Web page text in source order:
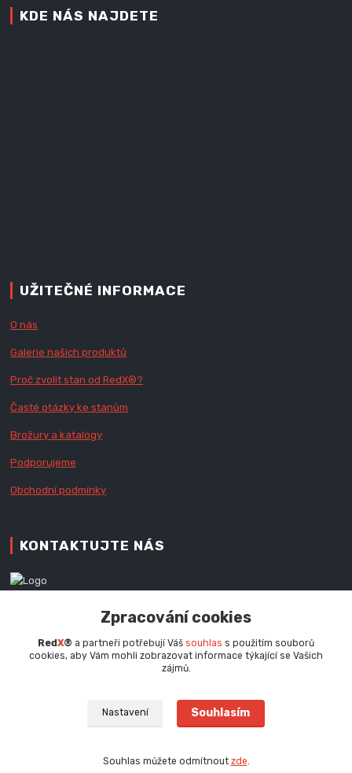
KDE NÁS NAJDETE
UŽITEČNÉ INFORMACE
O nás
Galerie našich produktů
Proč zvolit stan od RedX®?
Časté otázky ke stanům
Brožury a katalogy
Podporujeme
Obchodní podmínky
KONTAKTUJTE NÁS
+420 777 979 111
info@redx.cz
Zpracování cookies
Red X® a partneři potřebují Váš souhlas s použitím souborů
cookies, aby Vám mohli zobrazovat informace týkající se Vašich
zájmů.
Nastavení Souhlasím
Souhlas můžete odmítnout zde.